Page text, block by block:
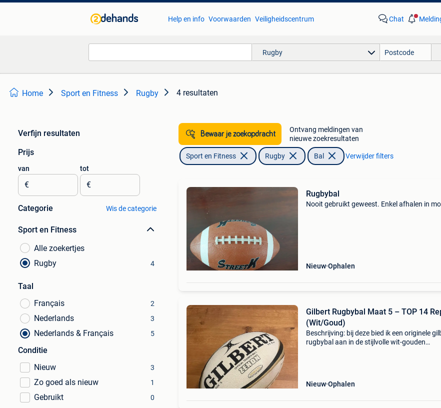
Help en info Voorwaarden Veiligheidscentrum Chat
Rugby
Home Sport en Fitness Rugby 4 resultaten
Verfijn resultaten
Prijs
van
€
tot
€
Categorie Wis de categorie
Sport en Fitness
Alle zoekertjes
Rugby
4
Taal
Français
2
Nederlands 3
Nederlands & Français 5
Conditie
Nieuw
3
Zo goed als nieuw 1
Gebruikt 0
Bewaar je zoekopdracht
Ontvang meldingen van
nieuwe zoekresultaten
Sport en Fitness Rugby Bal Verwijder filters
Rugbybal
Nooit gebruikt geweest. Enkel afhalen in
Nieuw Ophalen
Gilbert Rugbybal Maat 5 – TOP 14
(Wit/Goud)
Beschrijving: bij deze bied ik een originele
rugbybal aan in de stijlvolle wit-gouden
Nieuw Ophalen